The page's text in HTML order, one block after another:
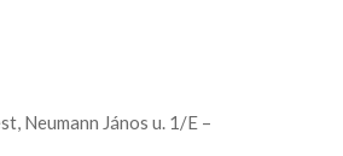
Neumann János u. 1/E –